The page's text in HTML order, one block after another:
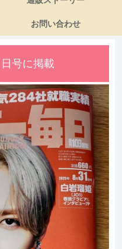
お問い合わせ
号に掲載